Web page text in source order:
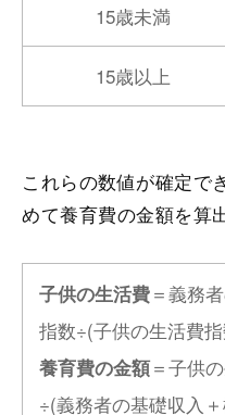
15歳未満
15歳以上
これらの数値が確定で
めて養育費の金額を算
子供の生活費＝義務
指数÷(子供の生活費
養育費の金額＝子供
÷(義務者の基礎収入